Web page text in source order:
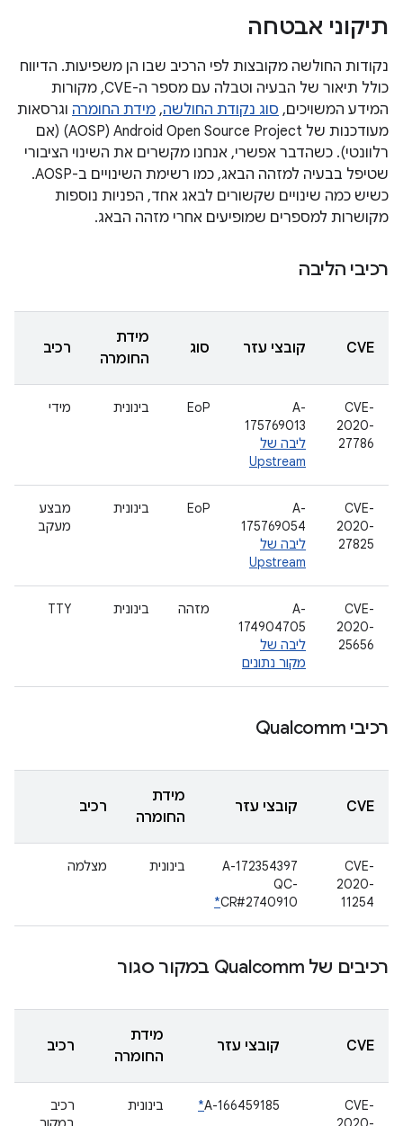
תיקוני אבטחה
נקודות החולשה מקובצות לפי הרכיב שבו הן משפיעות. הדיווח
כולל תיאור של הבעיה וטבלה עם מספר ה-CVE, מקורות
המידע המשויכים, סוג נקודת החולשה, מידת החומרה וגרסאות
מעודכנות של Android Open Source Project‏ (AOSP) (אם
רלוונטי). כשהדבר אפשרי, אנחנו מקשרים את השינוי הציבורי
שטיפל בבעיה למזהה הבאג, כמו רשימת השינויים ב-AOSP.
כשיש כמה שינויים שקשורים לבאג אחד, הפניות נוספות
מקושרות למספרים שמופיעים אחרי מזהה הבאג.
רכיבי הליבה
CVE קובצי עזר סוג
מידת
החומרה
רכיב
CVE-
2020-
27786
A-
175769013
ליבה של
Upstream
EoP בינונית מידי
CVE-
2020-
27825
A-
175769054
ליבה של
Upstream
EoP בינונית
מבצע
מעקב
CVE-
2020-
25656
A-
174904705
ליבה של
מקור נתונים
מזהה בינונית TTY
רכיבי Qualcomm
CVE קובצי עזר
מידת
החומרה
רכיב
CVE-
2020-
11254
A-172354397
QC-
CR#2740910
*
בינונית מצלמה
רכיבים של Qualcomm במקור סגור
CVE קובצי עזר
מידת
החומרה
רכיב
CVE-
A-166459185
* בינונית
רכיב